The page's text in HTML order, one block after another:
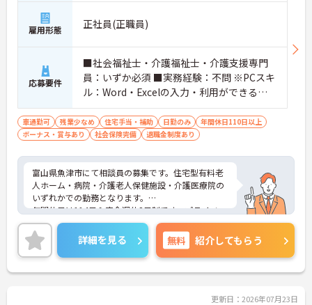
雇用形態 正社員(正職員)
応募要件
■社会福祉士・介護福祉士・介護支援専門
員：いずか必須 ■実務経験：不問 ※PCスキ
ル：Word・Excelの入力・利用ができるこ
と
車通勤可 残業少なめ 住宅手当・補助 日勤のみ
年間休日110日以上
ボーナス・賞与あり
社会保険完備 退職金制度あり
富山県魚津市にて相談員の募集です。住宅型有料老
人ホーム・病院・介護老人保健施設・介護医療院の
いずれかでの勤務となります。
年間休日は114日＆完全週休2日制です。プライベー
トとのメリハリのある働き方ができます。また、賞
与は計4.8ヶ月分の支給実績があり、頑張りがきちん
と評価される環境です。
ご興味のある方には、面接対策ポイントなど、さら
に詳細をご案内しますのでお気軽にご相談くださ
詳細を見る 無料 紹介してもらう
更新日：2026年07月23日